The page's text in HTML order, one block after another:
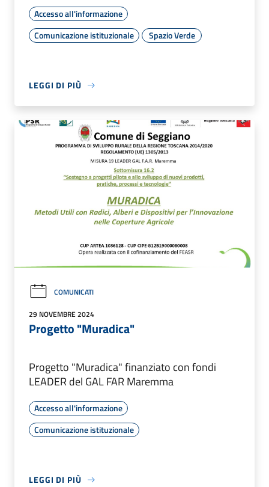
Accesso all'informazione
Comunicazione istituzionale
Spazio Verde
LEGGI DI PIÙ
COMUNICATI
29 NOVEMBRE 2024
Progetto "Muradica"
Progetto "Muradica" finanziato con fondi
LEADER del GAL FAR Maremma
Accesso all'informazione
Comunicazione istituzionale
LEGGI DI PIÙ